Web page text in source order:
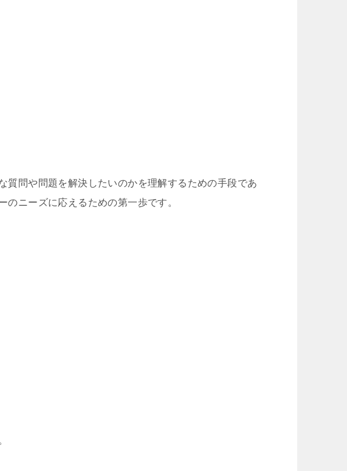
質問や問題を解決したいのかを理解するための手段であ
のニーズに応えるための第一歩です。